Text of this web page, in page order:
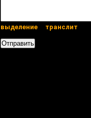
выделение транслит